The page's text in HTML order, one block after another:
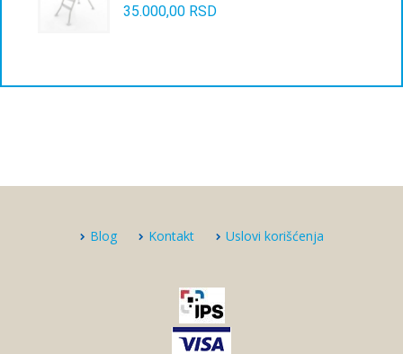
35.000,00 RSD
Blog Kontakt Uslovi korišćenja